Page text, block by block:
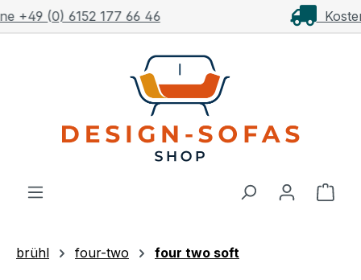
Zum Hauptinhalt springen
Kostenloser Versand ab 1.000€**
brühl four-two four two soft